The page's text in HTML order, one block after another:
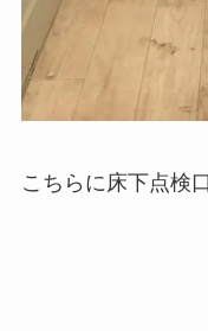
こちらに床下点検